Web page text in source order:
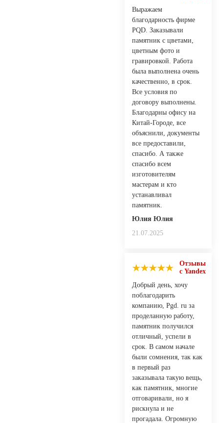
Выражаем
благодарность фирме
PQD. Заказывали
памятник с цветами,
цветным фото и
гравировкой. Работа
была выполнена очень
качественно, в срок.
Все условия по
договору выполнены.
Благодарны офису на
Китай-Городе, все
объяснили, документы
все предоставили,
спасибо. А также
спасибо всем
изготовителям
мастерам и кто
устанавливал
памятник.
Юлия Юлия
21.07.2025
Отзывы
с Yandex
Добрый день, хочу
поблагодарить
компанию, Pgd. ru за
проделанную работу,
памятник получился
отличный, успели в
срок. В самом начале
были сомнения, так как
в первый раз
заказывала такую вещь,
как памятник, многие
отговаривали, но я
рискнула и не
прогадала. Огромную